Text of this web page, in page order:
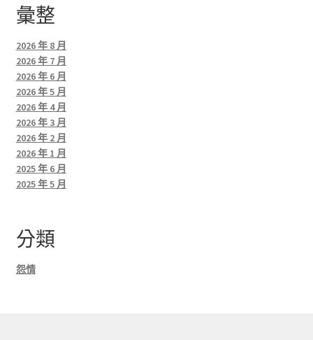
彙整
2026 年 8 月
2026 年 7 月
2026 年 6 月
2026 年 5 月
2026 年 4 月
2026 年 3 月
2026 年 2 月
2026 年 1 月
2025 年 6 月
2025 年 5 月
分類
怨情